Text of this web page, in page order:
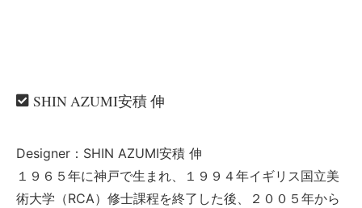
SHIN AZUMI安積 伸
Designer：SHIN AZUMI安積 伸
１９６５年に神戸で生まれ、１９９４年イギリス国立美
術大学（RCA）修士課程を終了した後、２００５年から